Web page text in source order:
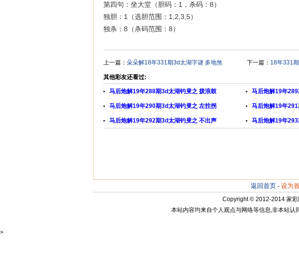
第四句：坐大堂（胆码：1，杀码：8）
独胆：1（选胆范围：1,2,3,5）
独杀：8（杀码范围：8）
上一篇： 朵朵解18年331期3d太湖字谜 多地煞 下一篇： 18年331
其他彩友还看过:
马后炮解19年288期3d太湖钓叟之 拨浪鼓 马后炮解19年
马后炮解19年290期3d太湖钓叟之 左拄拐 马后炮解19年
马后炮解19年292期3d太湖钓叟之 不出声 马后炮解19年
返回首页 - 设为
Copyright © 2012-2014 家彩
本站内容均来自个人观点与网络等信息,非本站
>